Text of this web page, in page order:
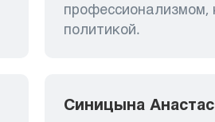
профессионализмом,
политикой.
Синицына